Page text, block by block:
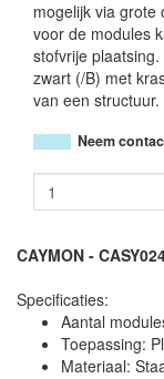
mogelijk via grote
voor de modules
stofvrije
zwart (/B) met
van een structuur.
Neem
CAYMON -
Specificaties:
Aantal
Toepassing:
Materiaal: